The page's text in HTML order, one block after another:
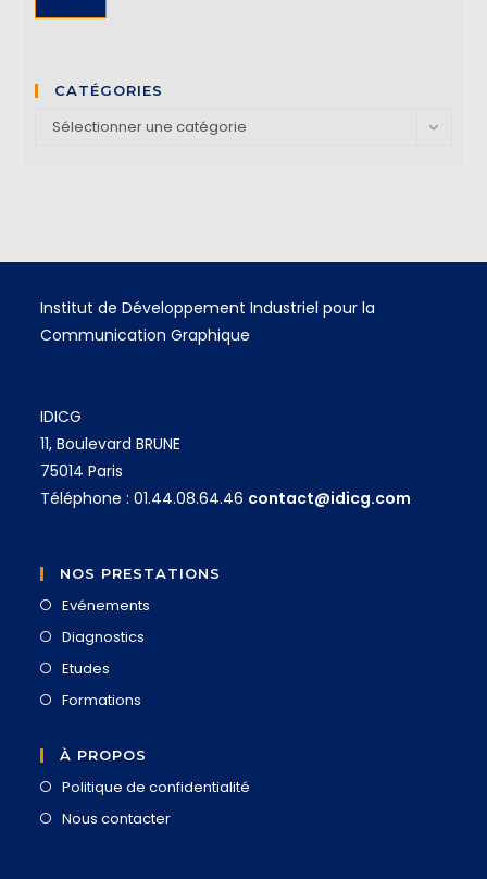
CATÉGORIES
Sélectionner une catégorie
Institut de Développement Industriel pour la
Communication Graphique
IDICG
11, Boulevard BRUNE
75014 Paris
Téléphone : 01.44.08.64.46 contact@idicg.com
NOS PRESTATIONS
Evénements
Diagnostics
Etudes
Formations
À PROPOS
Politique de confidentialité
Nous contacter